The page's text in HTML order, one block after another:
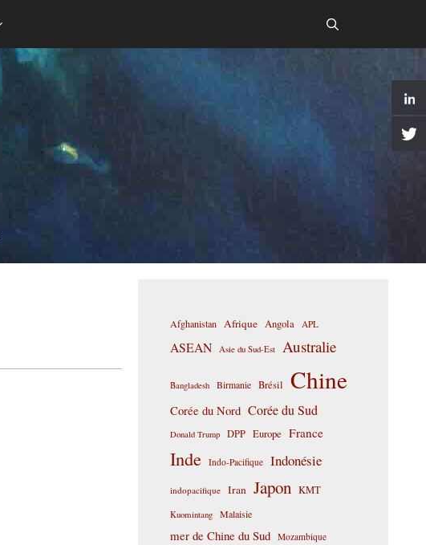
Afghanistan Afrique Angola APL
ASEAN Asie du Sud-Est Australie
Bangladesh Birmanie Brésil Chine
Corée du Nord Corée du Sud
Donald Trump DPP Europe France
Inde Indo-Pacifique Indonésie
indopacifique Iran Japon KMT
Kuomintang Malaisie
mer de Chine du Sud Mozambique